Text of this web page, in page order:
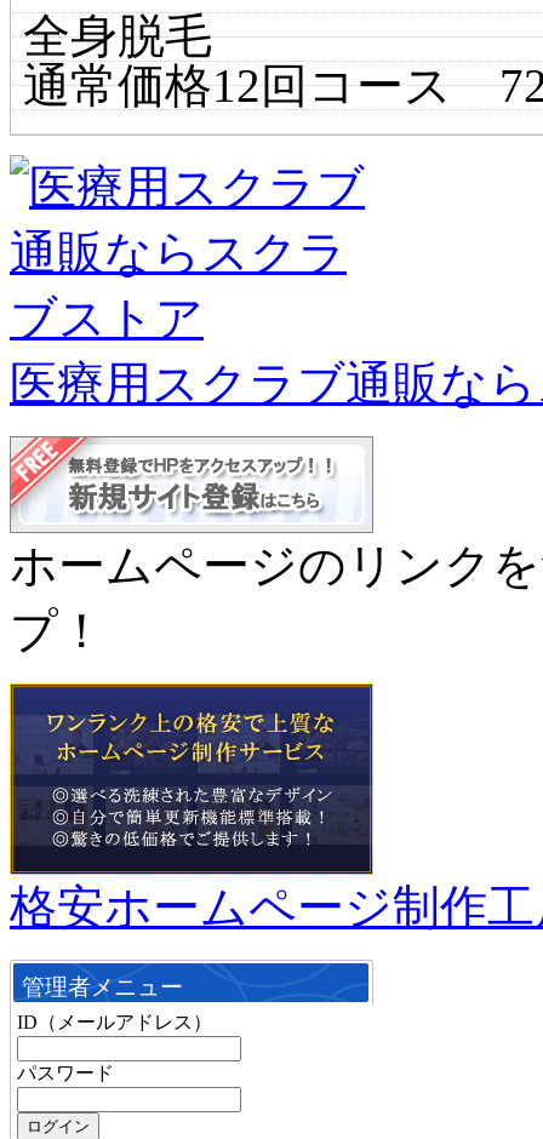
全身脱毛
通常価格12回コース
医療用スクラブ通販な
ホームページのリンク
プ！
格安ホームページ制作
管理者メニュー
ID（メールアドレス）
パスワード